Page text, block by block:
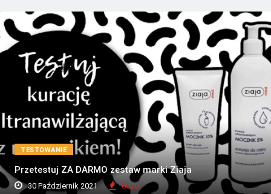
TESTOWANIE
Przetestuj ZA DARMO zestaw marki Ziaja
30 Październik 2021 6020